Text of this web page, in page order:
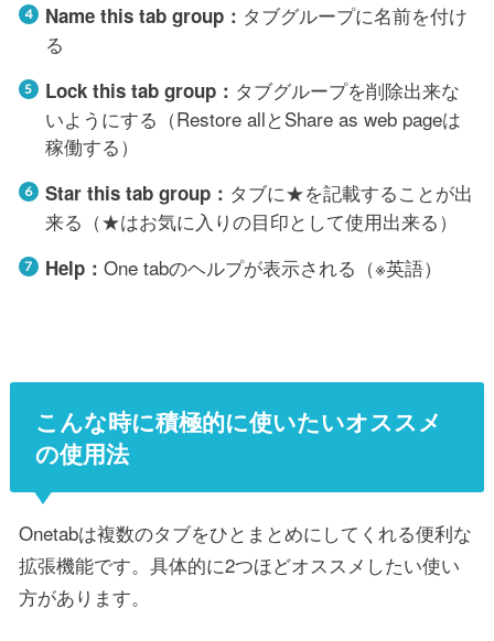
Name this tab group： タブグループに名前を付け
る
Lock this tab group： タブグループを削除出来な
いようにする（Restore allとShare as web pageは
稼働する）
Star this tab group： タブに★を記載することが出
来る（★はお気に入りの目印として使用出来る）
Help： One tabのヘルプが表示される（※英語）
こんな時に積極的に使いたいオススメ
の使用法
Onetabは複数のタブをひとまとめにしてくれる便利な
拡張機能です。具体的に2つほどオススメしたい使い
方があります。